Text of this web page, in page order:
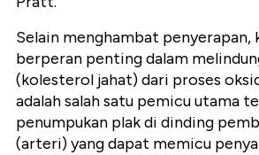
Selain menghambat penyerapan,
berperan penting dalam
(kolesterol jahat) dari proses
adalah salah satu pemicu utama
penumpukan plak di dinding
(arteri) yang dapat memicu